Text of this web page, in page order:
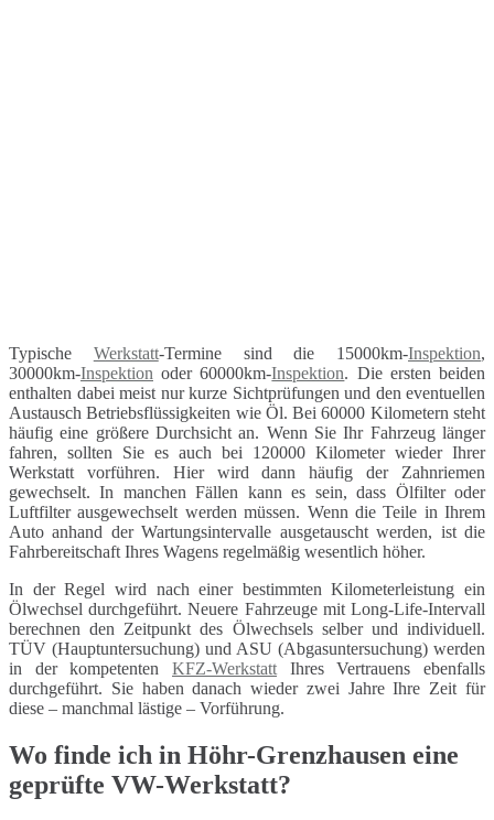
Typische Werkstatt-Termine sind die 15000km-Inspektion,
30000km-Inspektion oder 60000km-Inspektion. Die ersten beiden
enthalten dabei meist nur kurze Sichtprüfungen und den eventuellen
Austausch Betriebsflüssigkeiten wie Öl. Bei 60000 Kilometern steht
häufig eine größere Durchsicht an. Wenn Sie Ihr Fahrzeug länger
fahren, sollten Sie es auch bei 120000 Kilometer wieder Ihrer
Werkstatt vorführen. Hier wird dann häufig der Zahnriemen
gewechselt. In manchen Fällen kann es sein, dass Ölfilter oder
Luftfilter ausgewechselt werden müssen. Wenn die Teile in Ihrem
Auto anhand der Wartungsintervalle ausgetauscht werden, ist die
Fahrbereitschaft Ihres Wagens regelmäßig wesentlich höher.
In der Regel wird nach einer bestimmten Kilometerleistung ein
Ölwechsel durchgeführt. Neuere Fahrzeuge mit Long-Life-Intervall
berechnen den Zeitpunkt des Ölwechsels selber und individuell.
TÜV (Hauptuntersuchung) und ASU (Abgasuntersuchung) werden
in der kompetenten KFZ-Werkstatt Ihres Vertrauens ebenfalls
durchgeführt. Sie haben danach wieder zwei Jahre Ihre Zeit für
diese – manchmal lästige – Vorführung.
Wo finde ich in Höhr-Grenzhausen eine
geprüfte VW-Werkstatt?